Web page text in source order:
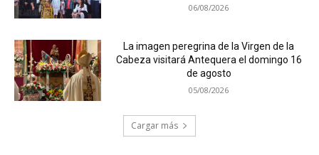
06/08/2026
La imagen peregrina de la Virgen de la
Cabeza visitará Antequera el domingo 16
de agosto
05/08/2026
Cargar más